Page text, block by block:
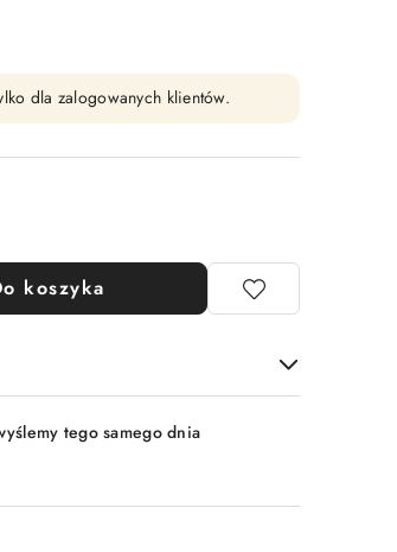
dla zalogowanych klientów.
koszyka
tego samego dnia